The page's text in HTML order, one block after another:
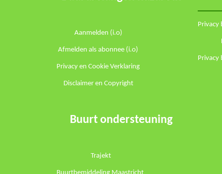
Aanmelden (i.o)
Afmelden als abonnee (i.o)
Privacy en Cookie Verklaring
Disclaimer en Copyright
Buurt ondersteuning
Trajekt
Privacy
Privacy